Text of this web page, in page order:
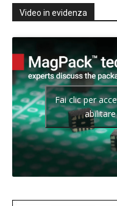
Video in evidenza
Fai clic per